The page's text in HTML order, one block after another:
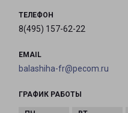
ТЕЛЕФОН
8(495) 157-62-22
EMAIL
balashiha-fr@pecom.ru
ГРАФИК РАБОТЫ